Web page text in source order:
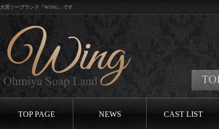
大宮ソープランド「WING」です
口コミイベ
TOP PAGE NEWS CAST LIST